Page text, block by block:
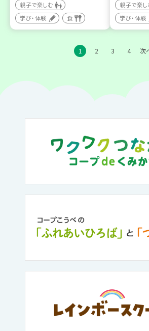
親子で楽しむ
学び・体験
食
親子で楽し
学び・体験
1 2 3 4 次